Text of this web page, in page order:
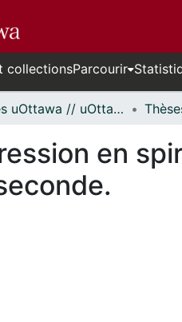
collectionsParcourir
Thèses uOttawa // uOttawa Theses
en